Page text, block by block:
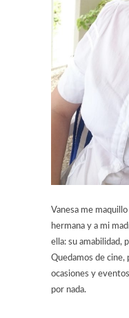
Vanesa me
hermana y a mi
ella: su amabilidad,
Quedamos de cine,
ocasiones y
por nada.